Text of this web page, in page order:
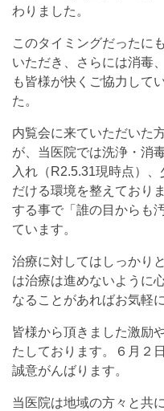
わりました。
このタイミングだったに
いただき、さらには消毒
も皆様が快くご協力して
た。
内覧会に来ていただいた
が、当医院では洗浄・消
入れ（R2.5.31現時点）
だける環境を整えており
する事で「誰の目からも
ています。
治療に対してはしっかり
は治療は進めないように
なることがあればお気軽
皆様から頂きました激励
たしております。６月２
誠意がんばります。
当医院は地域の方々と共